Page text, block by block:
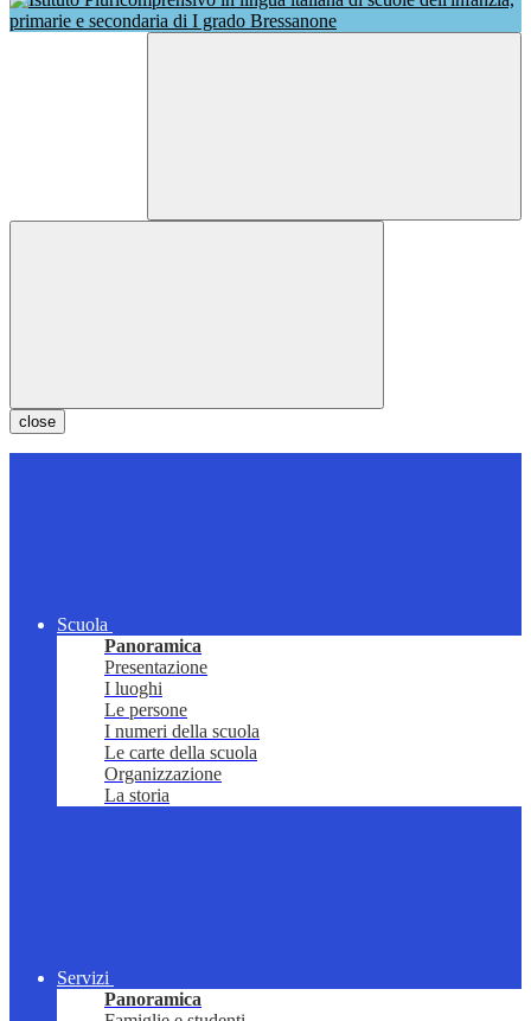
close
Scuola
Panoramica
Presentazione
I luoghi
Le persone
I numeri della scuola
Le carte della scuola
Organizzazione
La storia
Servizi
Panoramica